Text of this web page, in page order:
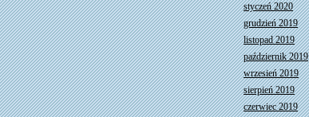
styczeń 2020
grudzień 2019
listopad 2019
październik 2019
wrzesień 2019
sierpień 2019
czerwiec 2019